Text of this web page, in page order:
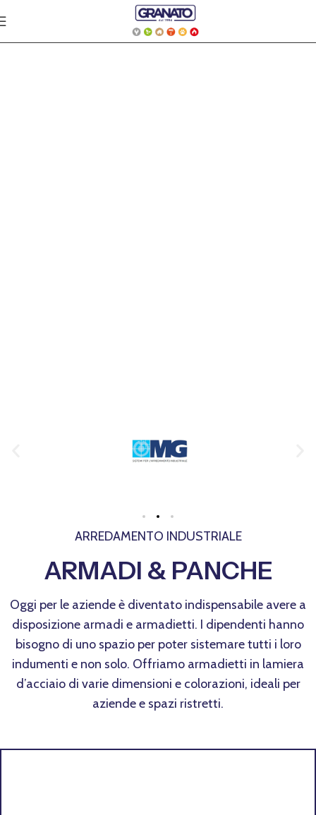
ARREDAMENTO INDUSTRIALE
ARMADI & PANCHE
Oggi per le aziende è diventato indispensabile avere a
disposizione armadi e armadietti. I dipendenti hanno
bisogno di uno spazio per poter sistemare tutti i loro
indumenti e non solo. Offriamo armadietti in lamiera
d’acciaio di varie dimensioni e colorazioni, ideali per
aziende e spazi ristretti.